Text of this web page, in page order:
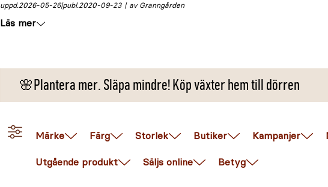
publ.2020-09-23
uppd.2026-05-26 av Granngården
Läs mer
🌸Plantera mer. Släpa mindre! Köp växter hem till dörren
Märke Färg Storlek Butiker Kampanjer
Utgående produkt Säljs online Betyg